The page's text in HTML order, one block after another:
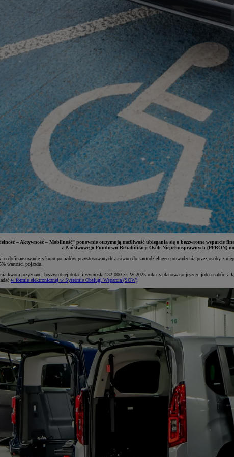
– Aktywność – Mobilność” ponownie otrzymują możliwość ubiegania się o bezzwrotne
z Państwowego Funduszu Rehabilitacji Osób Niepełnosprawnych (PFRON)
dofinansowanie zakupu pojazdów przystosowanych zarówno do samodzielnego prowadzenia przez osoby z
wartości pojazdu.
kwota przyznanej bezzwrotnej dotacji wyniosła 132 000 zł. W 2025 roku zaplanowano jeszcze jeden
w formie elektronicznej w Systemie Obsługi Wsparcia (SOW).